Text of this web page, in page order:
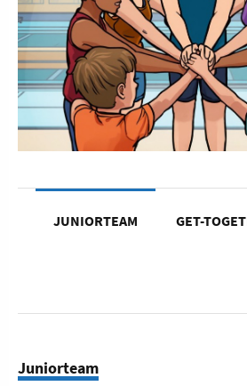
JUNIORTEAM GET-
Juniorteam